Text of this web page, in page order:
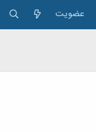
عضویت